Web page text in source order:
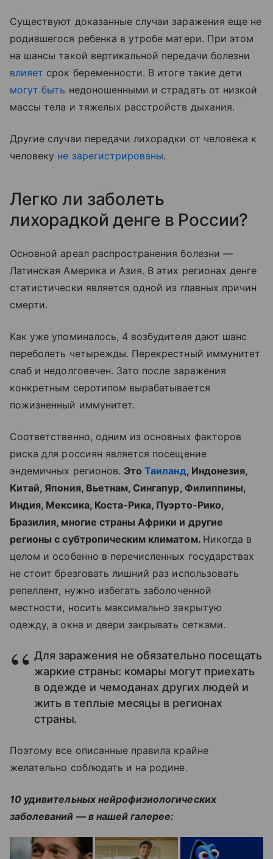
Существуют доказанные случаи заражения еще не
родившегося ребенка в утробе матери. При этом
на шансы такой вертикальной передачи болезни
влияет срок беременности. В итоге такие дети
могут быть недоношенными и страдать от низкой
массы тела и тяжелых расстройств дыхания.
Другие случаи передачи лихорадки от человека к
человеку не зарегистрированы.
Легко ли заболеть
лихорадкой денге в России?
Основной ареал распространения болезни —
Латинская Америка и Азия. В этих регионах денге
статистически является одной из главных причин
смерти.
Как уже упоминалось, 4 возбудителя дают шанс
переболеть четырежды. Перекрестный иммунитет
слаб и недолговечен. Зато после заражения
конкретным серотипом вырабатывается
пожизненный иммунитет.
Соответственно, одним из основных факторов
риска для россиян является посещение
эндемичных регионов. ЭтоТаиланд, Индонезия,
Китай, Япония, Вьетнам, Сингапур, Филиппины,
Индия, Мексика, Коста-Рика, Пуэрто-Рико,
Бразилия, многие страны Африки и другие
регионы с субтропическим климатом. Никогда в
целом и особенно в перечисленных государствах
не стоит брезговать лишний раз использовать
репеллент, нужно избегать заболоченной
местности, носить максимально закрытую
одежду, а окна и двери закрывать сетками.
Для заражения не обязательно посещать
жаркие страны: комары могут приехать
в одежде и чемоданах других людей и
жить в теплые месяцы в регионах
страны.
Поэтому все описанные правила крайне
желательно соблюдать и на родине.
10 удивительных нейрофизиологических
заболеваний — в нашей галерее: